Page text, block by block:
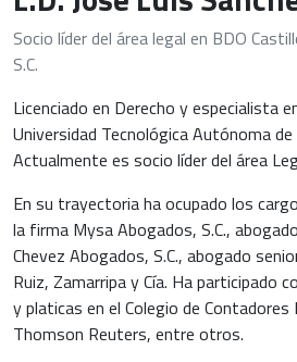
Socio líder del área legal en BDO
S.C.
Licenciado en Derecho y especialista
Universidad Tecnológica Autónoma de
Actualmente es socio líder del área
En su trayectoria ha ocupado los
la firma Mysa Abogados, S.C.,
Chevez Abogados, S.C., abogado
Ruiz, Zamarripa y Cía. Ha participado
y platicas en el Colegio de Contadores
Thomson Reuters, entre otros.